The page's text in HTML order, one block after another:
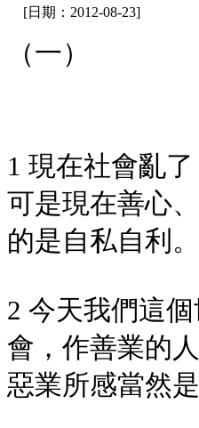
[日期：2012-08-23]
（一）
1 現在社會亂
可是現在善心
的是自私自利。
2 今天我們這
會，作善業的
惡業所感當然